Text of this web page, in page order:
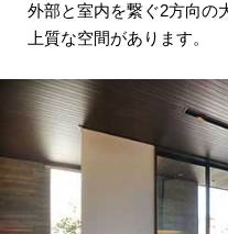
外部と室内を繋ぐ2方向の
上質な空間があります。